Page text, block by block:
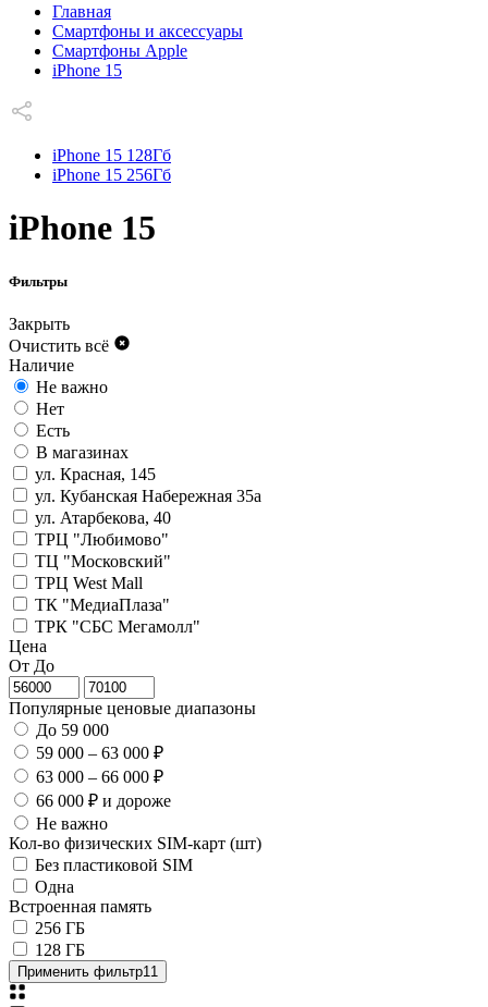
Главная
Смартфоны и аксессуары
Смартфоны Apple
iPhone 15
iPhone 15 128Гб
iPhone 15 256Гб
iPhone 15
Фильтры
Закрыть
Очистить всё
Наличие
Не важно
Нет
Есть
В магазинах
ул. Красная, 145
ул. Кубанская Набережная 35а
ул. Атарбекова, 40
ТРЦ "Любимово"
ТЦ "Московский"
ТРЦ West Mall
ТК "МедиаПлаза"
ТРК "СБС Мегамолл"
Цена
От До
Популярные ценовые диапазоны
До 59 000
59 000 – 63 000 ₽
63 000 – 66 000 ₽
66 000 ₽ и дороже
Не важно
Кол-во физических SIM-карт (шт)
Без пластиковой SIM
Одна
Встроенная память
256 ГБ
128 ГБ
Применить фильтр11